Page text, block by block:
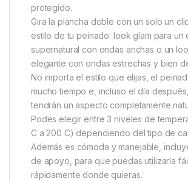
protegido.
Gira la plancha doble con un solo un
estilo de tu peinado: look glam para un
supernatural con ondas anchas o un
elegante con ondas estrechas y bien
No importa el estilo que elijas, el
mucho tiempo e, incluso el día
tendrán un aspecto completamente
Podes elegir entre 3 niveles de
C a 200 C) dependiendo del tipo de
Además es cómoda y manejable,
de apoyo, para que puedas utilizarla
rápidamente donde quieras.